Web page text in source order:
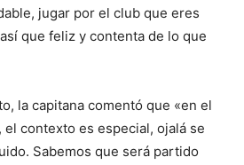
jugar por el club que eres
que feliz y contenta de lo que
la capitana comentó que «en el
el contexto es especial, ojalá se
Sabemos que será partido